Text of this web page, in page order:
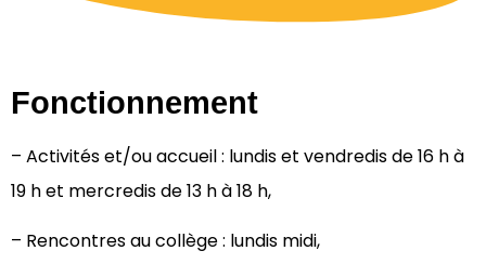
Fonctionnement
– Activités et/ou accueil : lundis et vendredis de 16 h à
19 h et mercredis de 13 h à 18 h,
– Rencontres au collège : lundis midi,